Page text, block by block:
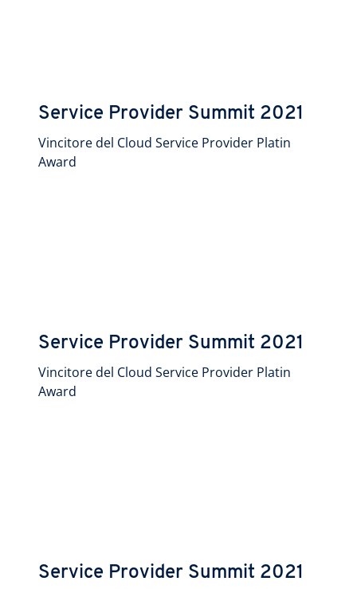
Service Provider Summit 2021
Vincitore del Cloud Service Provider Platin
Award
Service Provider Summit 2021
Vincitore del Cloud Service Provider Platin
Award
Service Provider Summit 2021